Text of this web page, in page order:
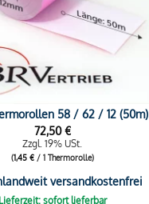
58 / 62 / 12 (50m)
72,50€
Zzgl. 19% USt.
(1,45 €/ 1 Thermorolle)
versandkostenfrei
sofort lieferbar